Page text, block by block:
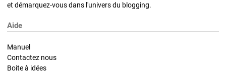
et démarquez-vous dans l'univers du blogging.
Aide
Manuel
Contactez nous
Boite à idées